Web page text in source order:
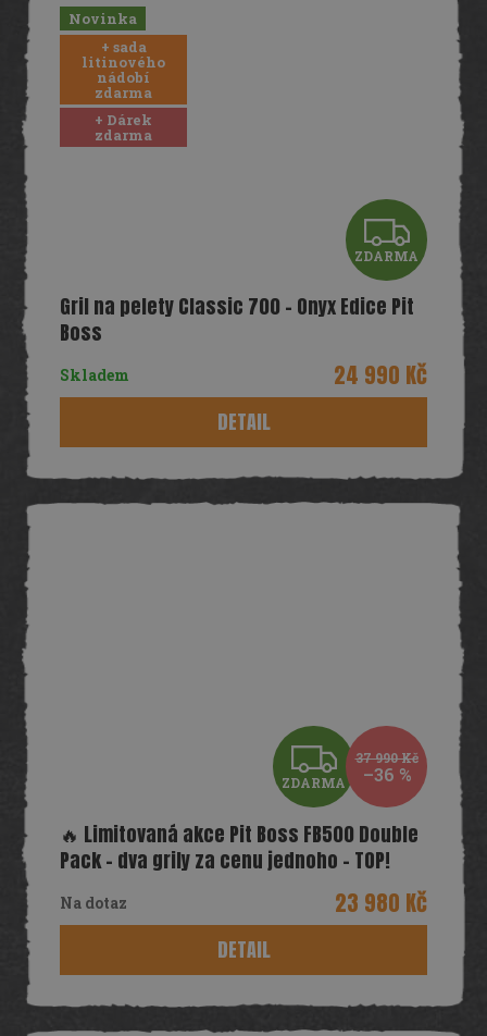
Novinka
+ sada
litinového
nádobí
zdarma
+ Dárek
zdarma
Z
D
A
R
A
ZDARMA
Gril na pelety Classic 700 – Onyx Edice Pit
Boss
Skladem 24 990 Kč
DETAIL
Z
D
A
R
A
ZDARMA
37 990 Kč
–36 %
🔥 Limitovaná akce Pit Boss FB500 Double
Pack – dva grily za cenu jednoho – TOP!
Na dotaz 23 980 Kč
DETAIL